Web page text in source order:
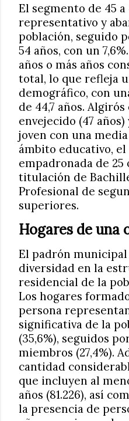
El segmento de 45 a
representativo y
población, seguido
54 años, con un
años o más años
total, lo que refleja
demográfico, con
de 44,7 años.
envejecido (47 años)
joven con una media
ámbito educativo, el
empadronada de 25
titulación de
Profesional de
superiores.
Hogares de una
El padrón
diversidad en la
residencial de la
Los hogares
persona
significativa de la
(35,6%), seguidos
miembros (27,4%).
cantidad
que incluyen al
años (81.226), así
la presencia de